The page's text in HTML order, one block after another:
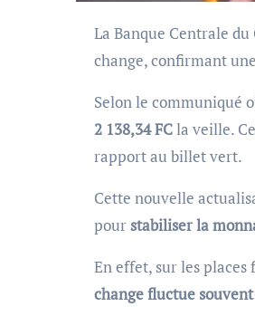
La Banque Centrale du Congo (BCC) a publié ce jeudi 13 novembre 2025 ses nouveaux taux indicatifs de
change, confirmant
Selon le communiqué
2 138,34 FCla veille.
rapport au billet vert.
Cette nouvelle
pour stabiliser la
En effet, sur les places
change fluctue